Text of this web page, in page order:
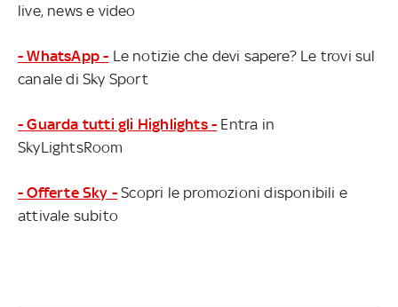
live, news e video
- WhatsApp - Le notizie che devi sapere? Le trovi sul
canale di Sky Sport
- Guarda tutti gli Highlights - Entra in
SkyLightsRoom
- Offerte Sky - Scopri le promozioni disponibili e
attivale subito